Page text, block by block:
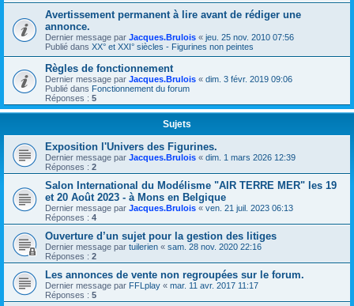
Avertissement permanent à lire avant de rédiger une
annonce.
Dernier message par Jacques.Brulois « jeu. 25 nov. 2010 07:56
Publié dans XX° et XXI° siècles - Figurines non peintes
Règles de fonctionnement
Dernier message par Jacques.Brulois « dim. 3 févr. 2019 09:06
Publié dans Fonctionnement du forum
Réponses : 5
Sujets
Exposition l'Univers des Figurines.
Dernier message par Jacques.Brulois « dim. 1 mars 2026 12:39
Réponses : 2
Salon International du Modélisme "AIR TERRE MER" les 19
et 20 Août 2023 - à Mons en Belgique
Dernier message par Jacques.Brulois « ven. 21 juil. 2023 06:13
Réponses : 4
Ouverture d’un sujet pour la gestion des litiges
Dernier message par tuilerien « sam. 28 nov. 2020 22:16
Réponses : 2
Les annonces de vente non regroupées sur le forum.
Dernier message par FFLplay « mar. 11 avr. 2017 11:17
Réponses : 5